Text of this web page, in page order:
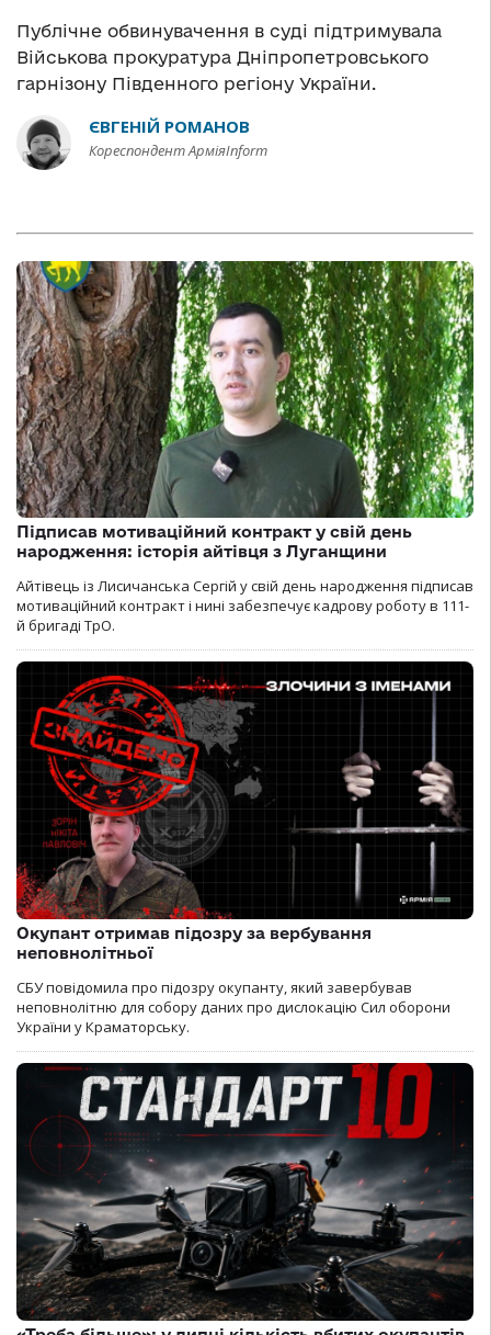
Публічне обвинувачення в суді підтримувала
Військова прокуратура Дніпропетровського
гарнізону Південного регіону України.
ЄВГЕНІЙ РОМАНОВ
Кореспондент АрміяInform
Підписав мотиваційний контракт у свій день
народження: історія айтівця з Луганщини
Айтівець із Лисичанська Сергій у свій день народження підписав
мотиваційний контракт і нині забезпечує кадрову роботу в 111-
й бригаді ТрО.
Окупант отримав підозру за вербування
неповнолітньої
СБУ повідомила про підозру окупанту, який завербував
неповнолітню для собору даних про дислокацію Сил оборони
України у Краматорську.